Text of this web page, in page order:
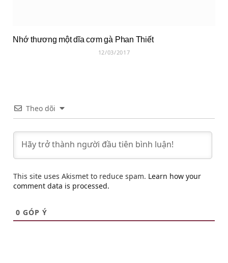
Nhớ thương một dĩa cơm gà Phan Thiết
12/03/2017
Theo dõi
This site uses Akismet to reduce spam. Learn how your
comment data is processed.
0 GÓP Ý